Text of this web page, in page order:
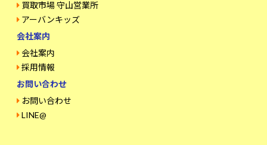
買取市場 守山営業所
アーバンキッズ
会社案内
会社案内
採用情報
お問い合わせ
お問い合わせ
LINE@